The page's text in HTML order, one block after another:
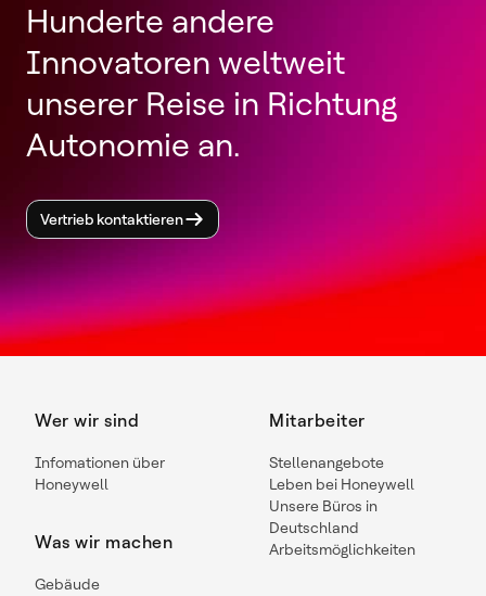
Hunderte andere
Innovatoren weltweit
unserer Reise in Richtung
Autonomie an.
Vertrieb kontaktieren
Wer wir sind
Infomationen über
Honeywell
Was wir machen
Gebäude
Mitarbeiter
Stellenangebote
Leben bei Honeywell
Unsere Büros in
Deutschland
Arbeitsmöglichkeiten